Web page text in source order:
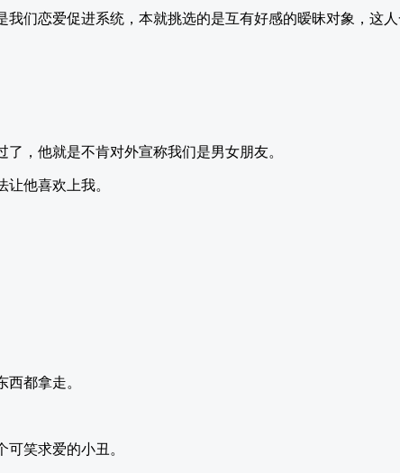
我们恋爱促进系统，本就挑选的是互有好感的暧昧对象，这
，他就是不肯对外宣称我们是男女朋友。
他喜欢上我。
都拿走。
笑求爱的小丑。